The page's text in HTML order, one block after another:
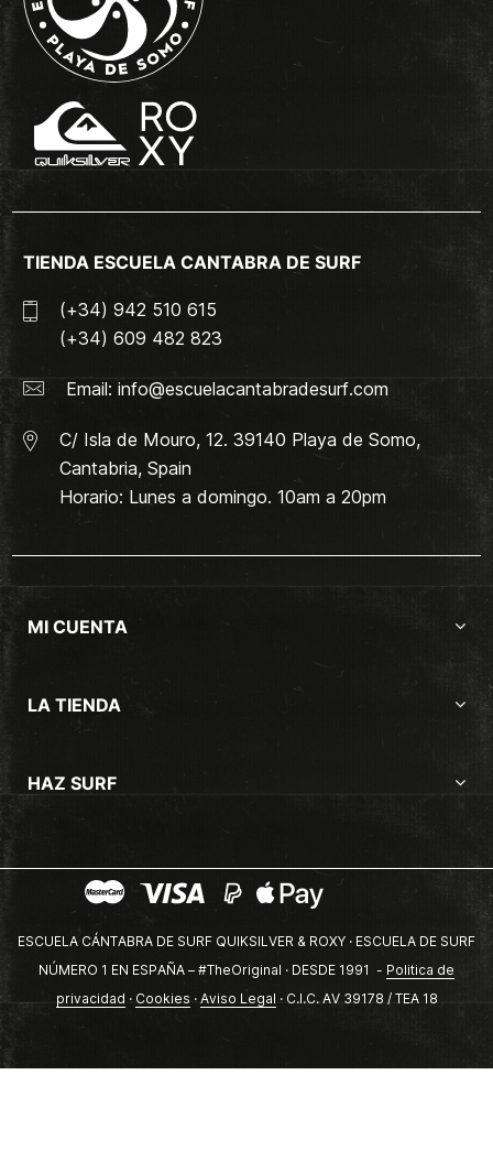
TIENDA ESCUELA CANTABRA DE SURF
(+34) 942 510 615
(+34) 609 482 823
Email: info@escuelacantabradesurf.com
C/ Isla de Mouro, 12. 39140 Playa de Somo,
Cantabria, Spain
Horario: Lunes a domingo. 10am a 20pm
MI CUENTA
LA TIENDA
HAZ SURF
ESCUELA CÁNTABRA DE SURF QUIKSILVER & ROXY · ESCUELA DE SURF
NÚMERO 1 EN ESPAÑA – #TheOriginal · DESDE 1991 - Politica de
privacidad · Cookies · Aviso Legal · C.I.C. AV 39178 / TEA 18